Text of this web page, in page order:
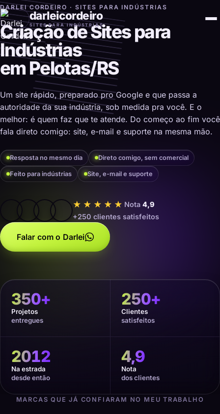
darleicordeiro
SITES PARA INDÚSTRIAS
DARLEI CORDEIRO · SITES PARA INDÚSTRIAS
Criação de Sites para
Indústrias
em Pelotas/RS
Um site rápido, preparado pro Google e que passa a
autoridade da sua indústria, sob medida pra você. E o
melhor: é quem faz que te atende. Do começo ao fim você
fala direto comigo: site, e-mail e suporte na mesma mão.
Resposta no mesmo dia Direto comigo, sem comercial
Feito para indústrias Site, e-mail e suporte
★★★★★ Nota 4,9
+250 clientes satisfeitos
Falar com o Darlei
350+
Projetos
entregues
250+
Clientes
satisfeitos
2012
Na estrada
desde então
4,9
Nota
dos clientes
MARCAS QUE JÁ CONFIARAM NO MEU TRABALHO